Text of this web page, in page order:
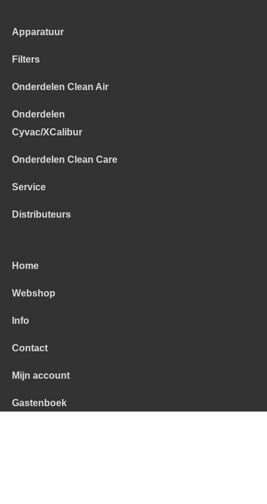
Apparatuur
Filters
Onderdelen Clean Air
Onderdelen
Cyvac/XCalibur
Onderdelen Clean Care
Service
Distributeurs
Home
Webshop
Info
Contact
Mijn account
Gastenboek